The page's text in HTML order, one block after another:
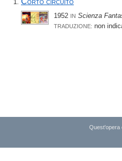
1952 IN Scienza
TRADUZIONE: non
Quest'opera